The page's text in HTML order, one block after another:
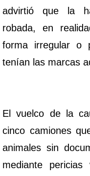
advirtió que la
robada, en
forma irregular o
tenían las marcas
El vuelco de la
cinco camiones
animales sin
mediante